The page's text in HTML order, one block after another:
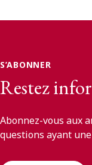
S’ABONNER
Restez
Abonnez-vous aux
questions ayant